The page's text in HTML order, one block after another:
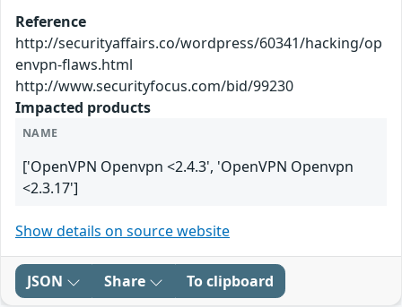
Reference
http://securityaffairs.co/wordpress/60341/hacking/op
envpn-flaws.html
http://www.securityfocus.com/bid/99230
Impacted products
NAME
['OpenVPN Openvpn <2.4.3', 'OpenVPN Openvpn
<2.3.17']
Show details on source website
JSON Share To clipboard